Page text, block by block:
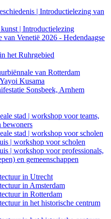
| Introductielezing van
| Introductielezing
Venetië 2026 - Hedendaagse
het Ruhrgebied
van Rotterdam
Kusama
Sonsbeek, Arnhem
stad | workshop voor teams,
bewoners
stad | workshop voor scholen
| workshop voor scholen
| workshop voor professionals,
en gemeenschappen
in Utrecht
in Amsterdam
in Rotterdam
in het historische centrum